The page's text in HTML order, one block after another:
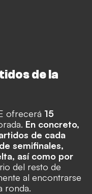
de la
ofrecerá 15
En concreto,
de cada
semifinales,
así como por
del resto de
al encontrarse
ronda.